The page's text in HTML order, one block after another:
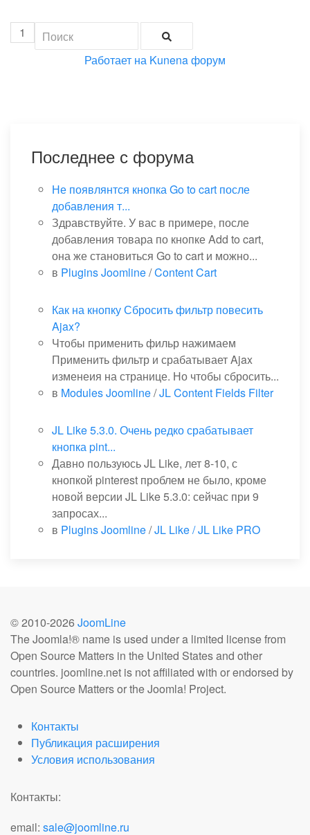
1
Работает на Kunena форум
Последнее с форума
Не появлянтся кнопка Go to cart после
добавления т...
Здравствуйте. У вас в примере, после
добавления товара по кнопке Add to cart,
она же становиться Go to cart и можно...
в Plugins Joomline/Content Cart
Как на кнопку Сбросить фильтр повесить
Ajax?
Чтобы применить фильр нажимаем
Применить фильтр и срабатывает Ajax
изменеия на странице. Но чтобы сбросить...
в Modules Joomline/JL Content Fields Filter
JL Like 5.3.0. Очень редко срабатывает
кнопка pint...
Давно пользуюсь JL Like, лет 8-10, с
кнопкой pinterest проблем не было, кроме
новой версии JL Like 5.3.0: сейчас при 9
запросах...
в Plugins Joomline/JL Like / JL Like PRO
© 2010-2026 JoomLine
The Joomla!® name is used under a limited license from
Open Source Matters in the United States and other
countries. joomline.net is not affiliated with or endorsed by
Open Source Matters or the Joomla! Project.
Контакты
Публикация расширения
Условия использования
Контакты:
email: sale@joomline.ru